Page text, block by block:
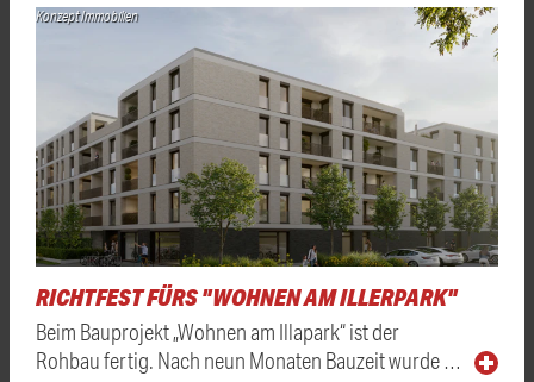
Konzept Immobilien
RICHTFEST FÜRS "WOHNEN AM ILLERPARK"
Beim Bauprojekt „Wohnen am Illapark“ ist der
Rohbau fertig. Nach neun Monaten Bauzeit wurde …